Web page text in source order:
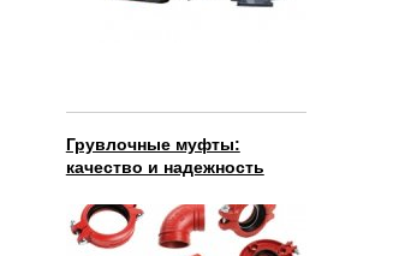
Грувлочные муфты:
качество и надежность